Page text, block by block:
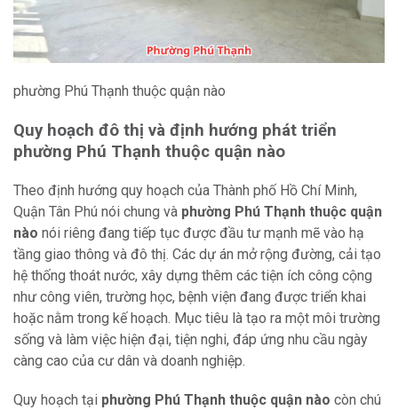
phường Phú Thạnh thuộc quận nào
Quy hoạch đô thị và định hướng phát triển
phường Phú Thạnh thuộc quận nào
Theo định hướng quy hoạch của Thành phố Hồ Chí Minh,
Quận Tân Phú nói chung và phường Phú Thạnh thuộc quận
nào nói riêng đang tiếp tục được đầu tư mạnh mẽ vào hạ
tầng giao thông và đô thị. Các dự án mở rộng đường, cải tạo
hệ thống thoát nước, xây dựng thêm các tiện ích công cộng
như công viên, trường học, bệnh viện đang được triển khai
hoặc nằm trong kế hoạch. Mục tiêu là tạo ra một môi trường
sống và làm việc hiện đại, tiện nghi, đáp ứng nhu cầu ngày
càng cao của cư dân và doanh nghiệp.
Quy hoạch tại phường Phú Thạnh thuộc quận nào còn chú